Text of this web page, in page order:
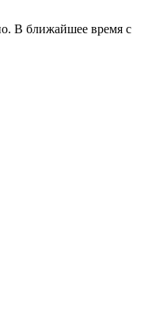
В ближайшее время с